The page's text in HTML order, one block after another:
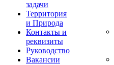
задачи
Территория
и Природа
Контакты и
реквизиты
Руководство
Вакансии